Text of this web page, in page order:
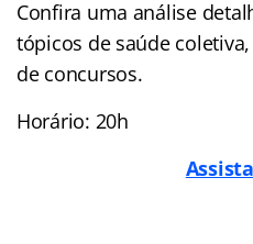
Confira uma análise
tópicos de saúde
de concursos.
Horário: 20h